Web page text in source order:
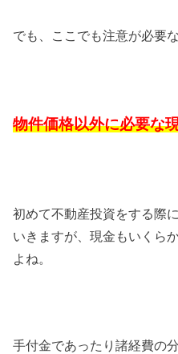
でも、ここでも注意が必要な
物件価格以外に必要な
初めて不動産投資をする際
いきますが、現金もいくら
よね。
手付金であったり諸経費の